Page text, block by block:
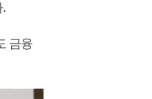
.
금융